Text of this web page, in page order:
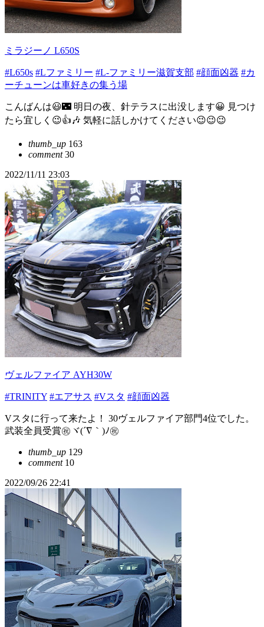
ミラジーノ L650S
#L650s #Lファミリー #L-ファミリー滋賀支部 #顔面凶器 #カ
ーチューンは車好きの集う場
こんばんは😃🌃 明日の夜、針テラスに出没します😀 見つけ
たら宜しく😉👍️🎶 気軽に話しかけてください😉😉😉
thumb_up 163
comment30
2022/11/11 23:03
ヴェルファイア AYH30W
#TRINITY #エアサス #Vスタ #顔面凶器
Vスタに行って来たよ！ 30ヴェルファイア部門4位でした。
武装全員受賞㊗️ヾ(´∇｀)ﾉ㊗️
thumb_up 129
comment10
2022/09/26 22:41